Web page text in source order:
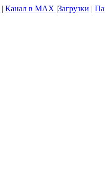
| Канал в MAX |Загрузки |